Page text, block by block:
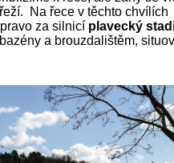
Na řece v těchto chvílích
za silnicí plavecký
a brouzdalištěm,